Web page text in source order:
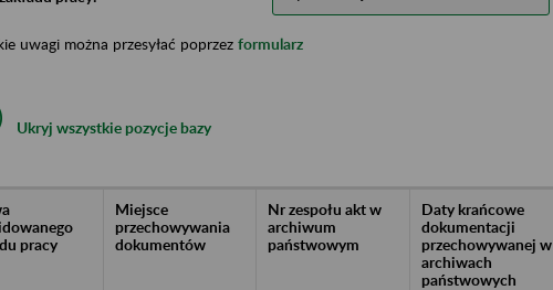
uwagi można przesyłać poprzez formularz
Ukryj wszystkie pozycje bazy
pracy
Miejsce
przechowywania
dokumentów
Nr zespołu akt w
archiwum
państwowym
Daty krańcowe
dokumentacji
przechowywanej w
archiwach
państwowych